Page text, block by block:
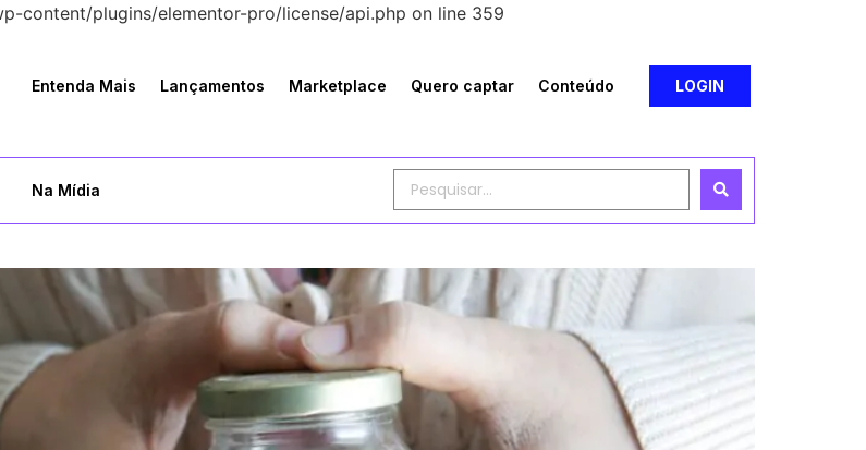
content/plugins/elementor-pro/license/api.php on line 359
Entenda Mais Lançamentos Marketplace Quero captar Conteúdo LOGIN
Na Mídia